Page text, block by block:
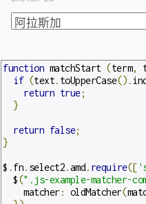
function matchStart (term,
if (text. toUpperCase().
return true;
}
return false;
}
$ .fn. select2.amd. require([
  $
(".js-example-matcher-
    matcher
: oldMatcher(